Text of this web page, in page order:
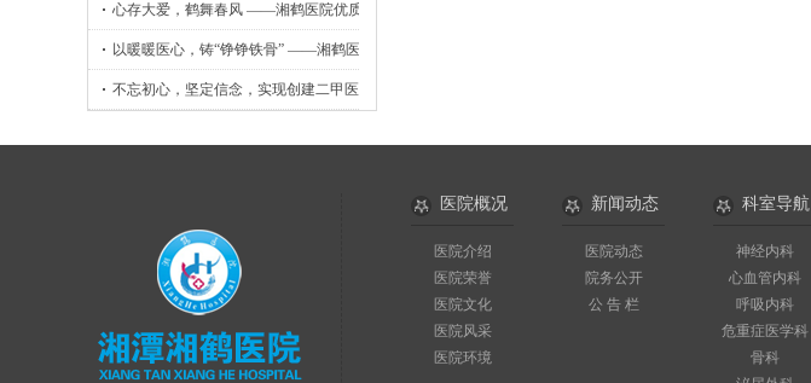
心存大爱，鹤舞春风 ——湘鹤医院优质护理工作侧记
以暖暖医心，铸“铮铮铁骨” ——湘鹤医院骨外科小记
不忘初心，坚定信念，实现创建二甲医院目标
医院概况
医院介绍
医院荣誉
医院文化
医院风采
医院环境
新闻动态
医院动态
院务公开
公 告 栏
科室导航
神经内科
心血管内科
呼吸内科
危重症医学科
骨科